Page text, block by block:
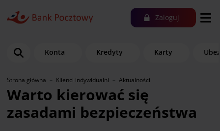
Zaloguj
Konta Kredyty Karty
Strona główna Klienci indywidualni Aktualności
Warto kierować się
zasadami bezpieczeństwa